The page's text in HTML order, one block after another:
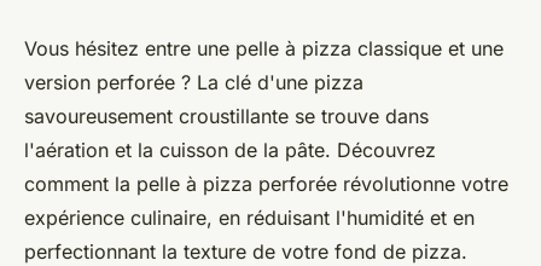
Pelle à pizza perforée :
pourquoi choisir cet
accessoire ?
Elise•5 avril 2024•3 min de lecture
Vous hésitez entre une pelle à pizza classique et une
version perforée ? La clé d'une pizza
savoureusement croustillante se trouve dans
l'aération et la cuisson de la pâte. Découvrez
comment la pelle à pizza perforée révolutionne votre
expérience culinaire, en réduisant l'humidité et en
perfectionnant la texture de votre fond de pizza.